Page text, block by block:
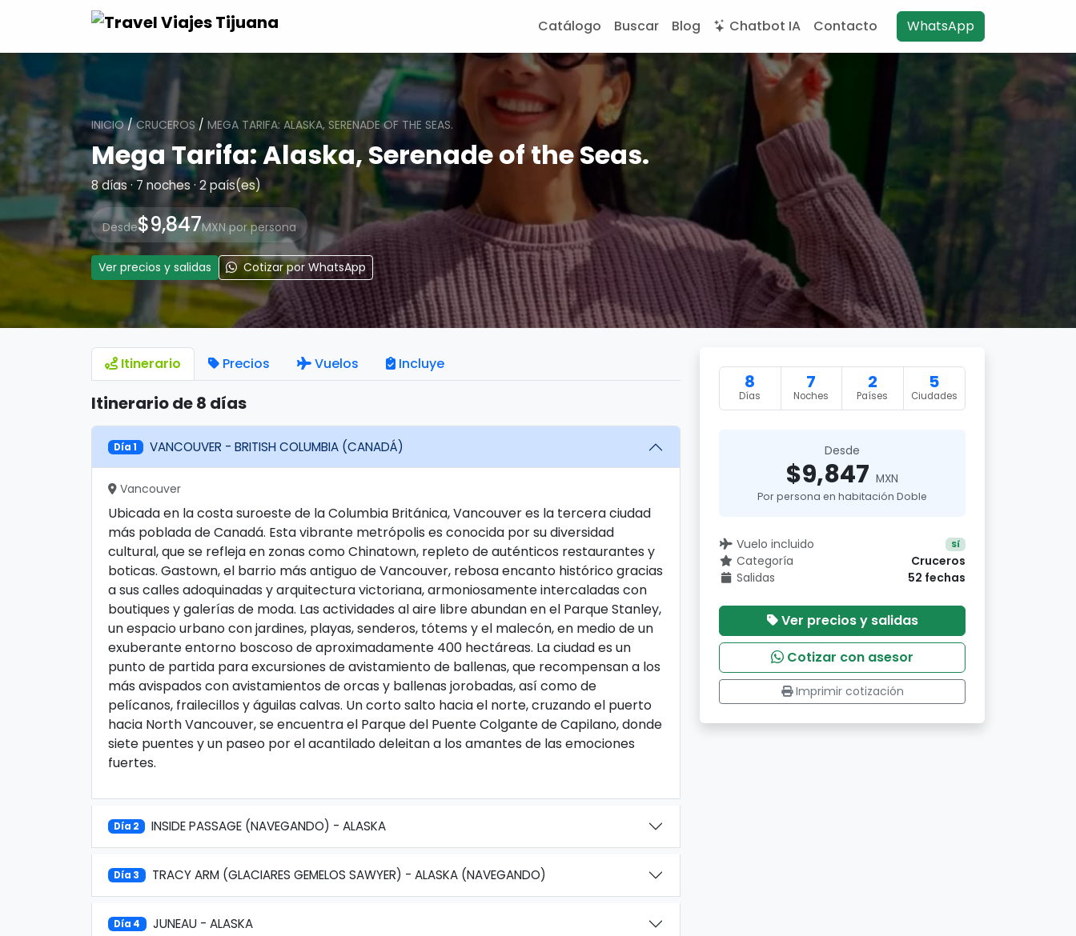
Catálogo Buscar Blog Chatbot IA Contacto WhatsApp
INICIO/CRUCEROS/ MEGA TARIFA: ALASKA, SERENADE OF THE SEAS.
Mega Tarifa: Alaska, Serenade of the Seas.
8 días · 7 noches · 2 país(es)
Desde$9,847MXN por persona
Ver precios y salidas Cotizar por WhatsApp
Itinerario Precios Vuelos Incluye
Itinerario de 8 días
Día 1 VANCOUVER - BRITISH COLUMBIA (CANADÁ)
Vancouver
Ubicada en la costa suroeste de la Columbia Británica, Vancouver es la tercera ciudad
más poblada de Canadá. Esta vibrante metrópolis es conocida por su diversidad
cultural, que se refleja en zonas como Chinatown, repleto de auténticos restaurantes y
boticas. Gastown, el barrio más antiguo de Vancouver, rebosa encanto histórico gracias
a sus calles adoquinadas y arquitectura victoriana, armoniosamente intercaladas con
boutiques y galerías de moda. Las actividades al aire libre abundan en el Parque Stanley,
un espacio urbano con jardines, playas, senderos, tótems y el malecón, en medio de un
exuberante entorno boscoso de aproximadamente 400 hectáreas. La ciudad es un
punto de partida para excursiones de avistamiento de ballenas, que recompensan a los
más avispados con avistamientos de orcas y ballenas jorobadas, así como de
pelícanos, frailecillos y águilas calvas. Un corto salto hacia el norte, cruzando el puerto
hacia North Vancouver, se encuentra el Parque del Puente Colgante de Capilano, donde
siete puentes y un paseo por el acantilado deleitan a los amantes de las emociones
fuertes.
Día 2 INSIDE PASSAGE (NAVEGANDO) - ALASKA
Día 3 TRACY ARM (GLACIARES GEMELOS SAWYER) - ALASKA (NAVEGANDO)
Día 4 JUNEAU - ALASKA
8
Días
7
Noches
2
Países
5
Ciudades
Desde
$9,847 MXN
Por persona en habitación Doble
Vuelo incluido Sí
Categoría
Cruceros
Salidas
52 fechas
Ver precios y salidas
Cotizar con asesor
Imprimir cotización